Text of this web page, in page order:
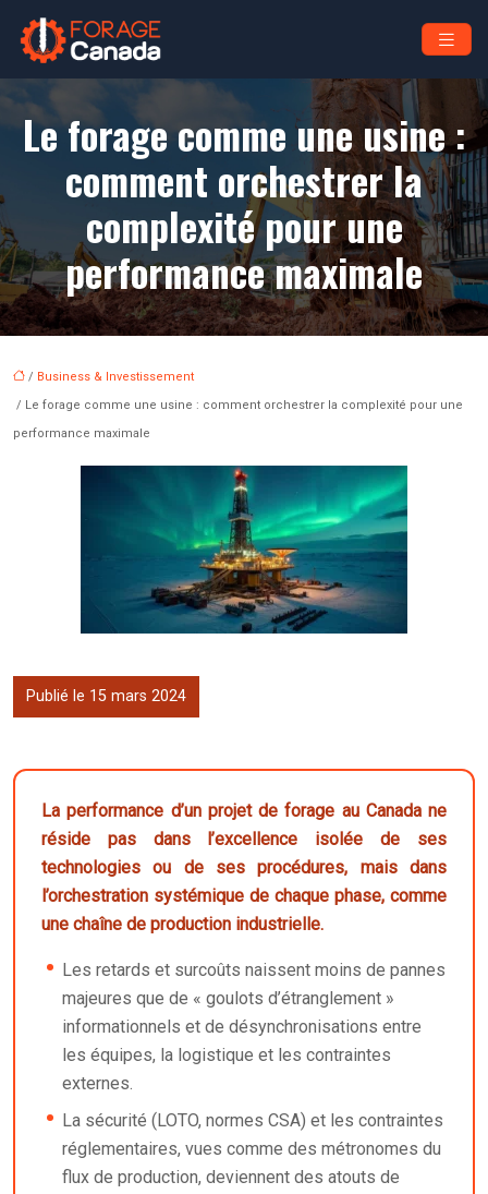
Le forage comme une usine :
comment orchestrer la
complexité pour une
performance maximale
/ Business & Investissement
/ Le forage comme une usine : comment orchestrer la complexité pour une
performance maximale
Publié le 15 mars 2024
La performance d’un projet de forage au Canada ne
réside pas dans l’excellence isolée de ses
technologies ou de ses procédures, mais dans
l’orchestration systémique de chaque phase, comme
une chaîne de production industrielle.
Les retards et surcoûts naissent moins de pannes
majeures que de « goulots d’étranglement »
informationnels et de désynchronisations entre
les équipes, la logistique et les contraintes
externes.
La sécurité (LOTO, normes CSA) et les contraintes
réglementaires, vues comme des métronomes du
flux de production, deviennent des atouts de